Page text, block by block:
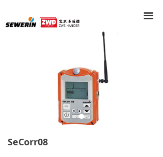
끀
SeCorr08